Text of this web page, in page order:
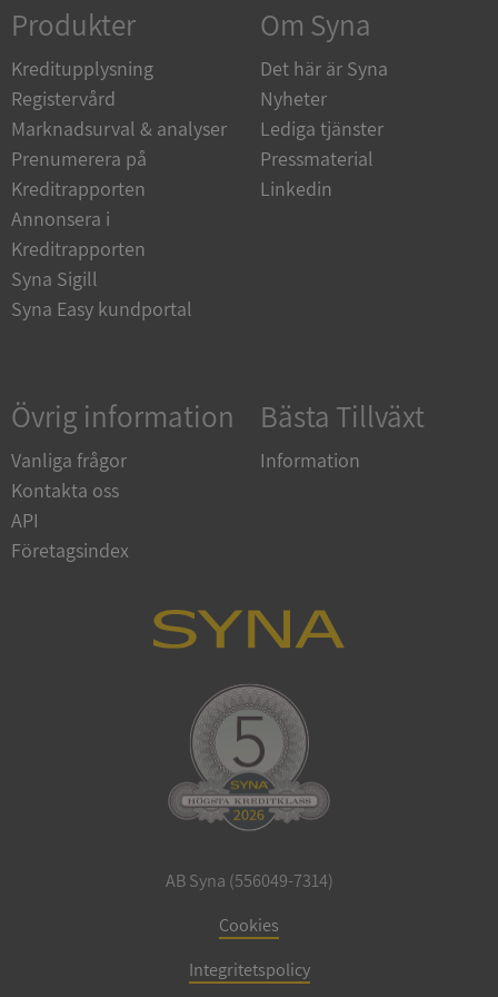
Produkter
Kreditupplysning
Registervård
Marknadsurval & analyser
Prenumerera på
Kreditrapporten
Annonsera i
Kreditrapporten
Syna Sigill
Syna Easy kundportal
Om Syna
Det här är Syna
Nyheter
Lediga tjänster
Pressmaterial
Linkedin
Övrig information
Vanliga frågor
Kontakta oss
API
Företagsindex
Bästa Tillväxt
Information
AB Syna (556049-7314)
Cookies
Integritetspolicy
Oklassificerade
Strikt nödvändiga kakor tillåter
kärnwebbplatsfunktioner som användarinloggning
användas ordentligt utan strikt nödvändiga cookies.
Namn
Leverantör
Domän
ASP.NET_SessionId
Microsoft
Corporation
de.syna.se